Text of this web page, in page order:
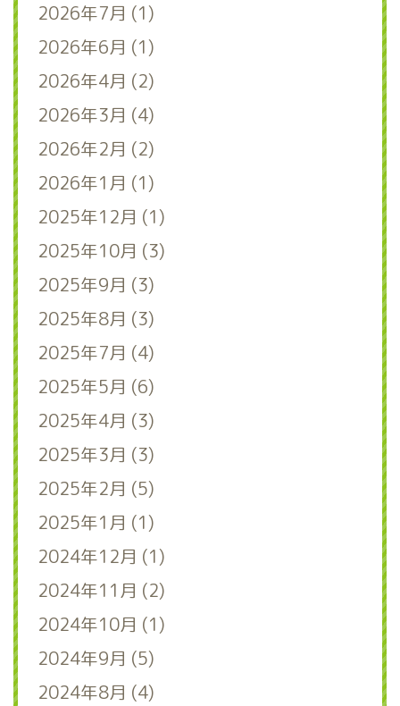
2026年7月 (1)
2026年6月 (1)
2026年4月 (2)
2026年3月 (4)
2026年2月 (2)
2026年1月 (1)
2025年12月 (1)
2025年10月 (3)
2025年9月 (3)
2025年8月 (3)
2025年7月 (4)
2025年5月 (6)
2025年4月 (3)
2025年3月 (3)
2025年2月 (5)
2025年1月 (1)
2024年12月 (1)
2024年11月 (2)
2024年10月 (1)
2024年9月 (5)
2024年8月 (4)